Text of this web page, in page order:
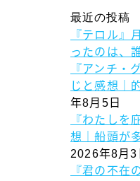
最近の投稿
『テロル
ったのは、
『アンチ
じと感想｜
年8月5日
『わたし
想｜船頭が
2026年8月3
『君の不在